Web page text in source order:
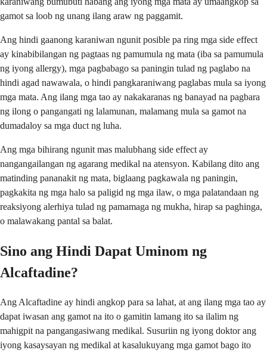
gamot sa loob ng unang ilang araw ng paggamit.
Ang hindi gaanong karaniwan ngunit posible pa ring mga side effect
ay kinabibilangan ng pagtaas ng pamumula ng mata (iba sa pamumula
ng iyong allergy), mga pagbabago sa paningin tulad ng paglabo na
hindi agad nawawala, o hindi pangkaraniwang paglabas mula sa iyong
mga mata. Ang ilang mga tao ay nakakaranas ng banayad na pagbara
ng ilong o pangangati ng lalamunan, malamang mula sa gamot na
dumadaloy sa mga duct ng luha.
Ang mga bihirang ngunit mas malubhang side effect ay
nangangailangan ng agarang medikal na atensyon. Kabilang dito ang
matinding pananakit ng mata, biglaang pagkawala ng paningin,
pagkakita ng mga halo sa paligid ng mga ilaw, o mga palatandaan ng
reaksiyong alerhiya tulad ng pamamaga ng mukha, hirap sa paghinga,
o malawakang pantal sa balat.
Sino ang Hindi Dapat Uminom ng
Alcaftadine?
Ang Alcaftadine ay hindi angkop para sa lahat, at ang ilang mga tao ay
dapat iwasan ang gamot na ito o gamitin lamang ito sa ilalim ng
mahigpit na pangangasiwang medikal. Susuriin ng iyong doktor ang
iyong kasaysayan ng medikal at kasalukuyang mga gamot bago ito